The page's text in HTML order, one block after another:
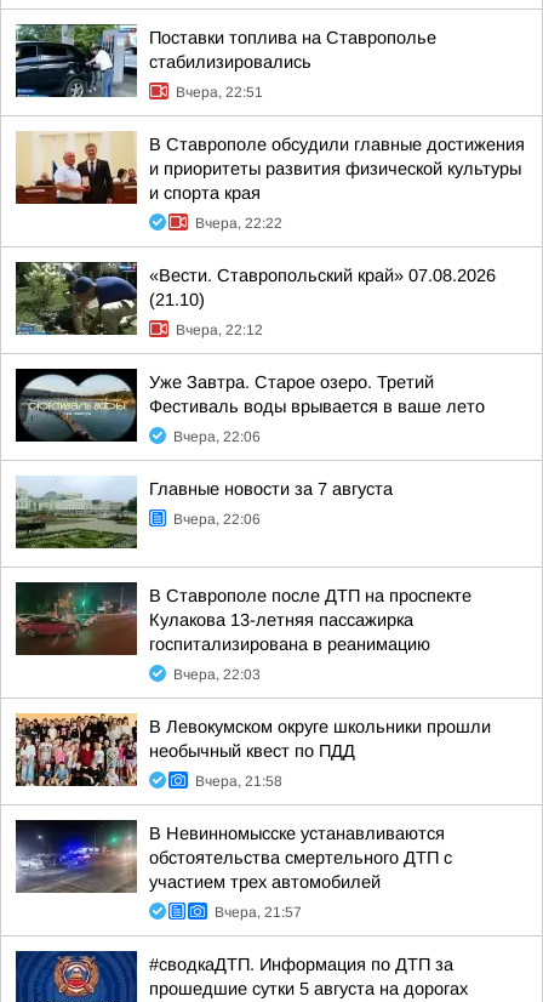
Поставки топлива на Ставрополье
стабилизировались
Вчера, 22:51
В Ставрополе обсудили главные достижения
и приоритеты развития физической культуры
и спорта края
Вчера, 22:22
«Вести. Ставропольский край» 07.08.2026
(21.10)
Вчера, 22:12
Уже Завтра. Старое озеро. Третий
Фестиваль воды врывается в ваше лето
Вчера, 22:06
Главные новости за 7 августа
Вчера, 22:06
В Ставрополе после ДТП на проспекте
Кулакова 13-летняя пассажирка
госпитализирована в реанимацию
Вчера, 22:03
В Левокумском округе школьники прошли
необычный квест по ПДД
Вчера, 21:58
В Невинномысске устанавливаются
обстоятельства смертельного ДТП с
участием трех автомобилей
Вчера, 21:57
#сводкаДТП. Информация по ДТП за
прошедшие сутки 5 августа на дорогах